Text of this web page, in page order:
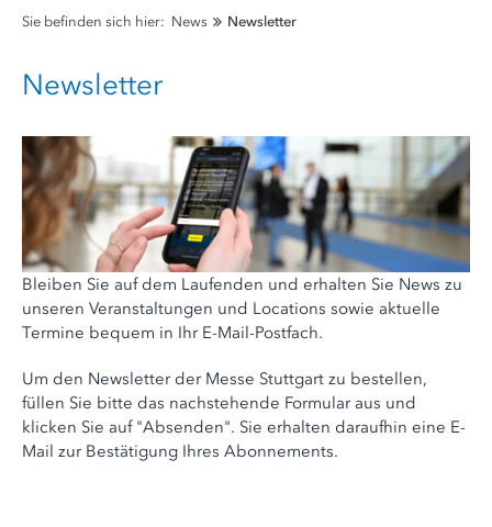
Sie befinden sich hier: News Newsletter
Newsletter
Bleiben Sie auf dem Laufenden und erhalten Sie News zu
unseren Veranstaltungen und Locations sowie aktuelle
Termine bequem in Ihr E-Mail-Postfach.
Um den Newsletter der Messe Stuttgart zu bestellen,
füllen Sie bitte das nachstehende Formular aus und
klicken Sie auf "Absenden". Sie erhalten daraufhin eine E-
Mail zur Bestätigung Ihres Abonnements.